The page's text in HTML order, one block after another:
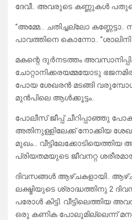
ദേവീ.. അവരുടെ കണ്ണുകൾ
“അമ്മേ… ചതിച്ചല്ലോ കണ്ണേട്ടാ..
പാവത്തിനെ കൊന്നോ..
മകന്റെ ദുർനടത്തം
ചോറ്റാനിക്കരയമ്മയോടു
പോയ ശേഖരൻ മടങ്ങി
മുൻപിലെ ആൾക്കൂട്ടം..
പോലീസ് ജീപ്പ് ചീറിപ്പാഞ്ഞു
അതിനുള്ളിലേക്ക് നോക്കിയ
മുഖം… വീട്ടിലേക്കോടിയെത്തിയ
പ്രിയതമയുടെ ജീവനറ്റ
ദിവസങ്ങൾ ആഴ്ചകളായി..
ലക്ഷ്മിയുടെ ശ്രാദ്ധത്തിനു 2
പരോൾ കിട്ടി. വീട്ടിലെത്തിയ
ഒരു കണിക പോലുമില്ലെന്ന്